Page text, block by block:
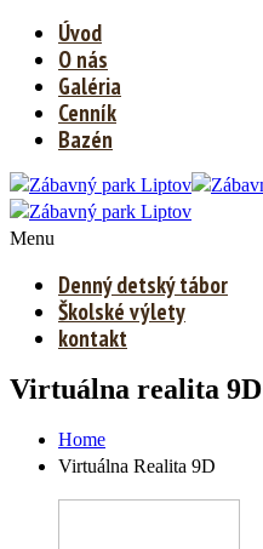
Úvod
O nás
Galéria
Cenník
Bazén
Menu
Denný detský tábor
Školské výlety
kontakt
Virtuálna realita 9D
Home
Virtuálna Realita 9D